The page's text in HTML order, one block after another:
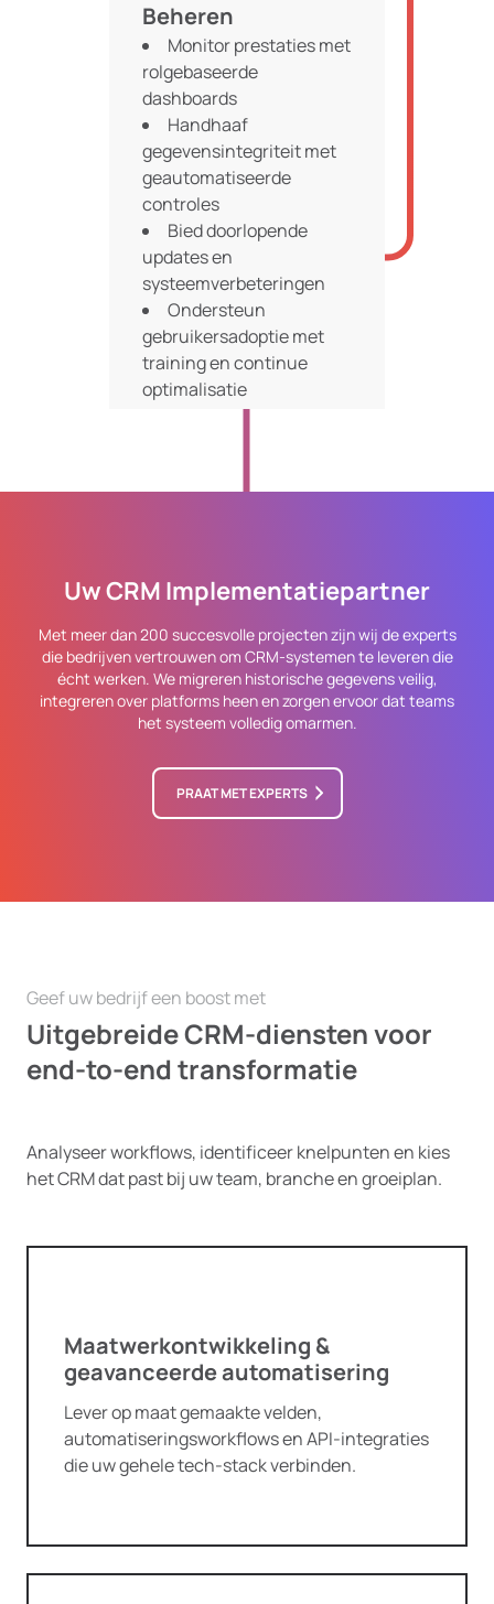
Beheren
Monitor prestaties met
rolgebaseerde
dashboards
Handhaaf
gegevensintegriteit met
geautomatiseerde
controles
Bied doorlopende
updates en
systeemverbeteringen
Ondersteun
gebruikersadoptie met
training en continue
optimalisatie
Uw CRM Implementatiepartner
Met meer dan 200 succesvolle projecten zijn wij de experts
die bedrijven vertrouwen om CRM-systemen te leveren die
écht werken. We migreren historische gegevens veilig,
integreren over platforms heen en zorgen ervoor dat teams
het systeem volledig omarmen.
PRAAT MET EXPERTS
Geef uw bedrijf een boost met
Uitgebreide CRM-diensten voor
end-to-end transformatie
Analyseer workflows, identificeer knelpunten en kies
het CRM dat past bij uw team, branche en groeiplan.
Maatwerkontwikkeling &
geavanceerde automatisering
Lever op maat gemaakte velden,
automatiseringsworkflows en API-integraties
die uw gehele tech-stack verbinden.